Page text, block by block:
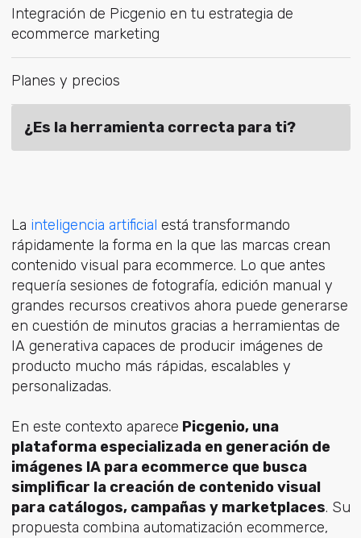
Integración de Picgenio en tu estrategia de
ecommerce marketing
Planes y precios
¿Es la herramienta correcta para ti?
La inteligencia artificial está transformando
rápidamente la forma en la que las marcas crean
contenido visual para ecommerce. Lo que antes
requería sesiones de fotografía, edición manual y
grandes recursos creativos ahora puede generarse
en cuestión de minutos gracias a herramientas de
IA generativa capaces de producir imágenes de
producto mucho más rápidas, escalables y
personalizadas.
En este contexto aparece Picgenio, una
plataforma especializada en generación de
imágenes IA para ecommerce que busca
simplificar la creación de contenido visual
para catálogos, campañas y marketplaces. Su
propuesta combina automatización ecommerce,